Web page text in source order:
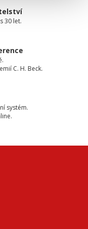
30 let.
C. H. Beck.
systém.